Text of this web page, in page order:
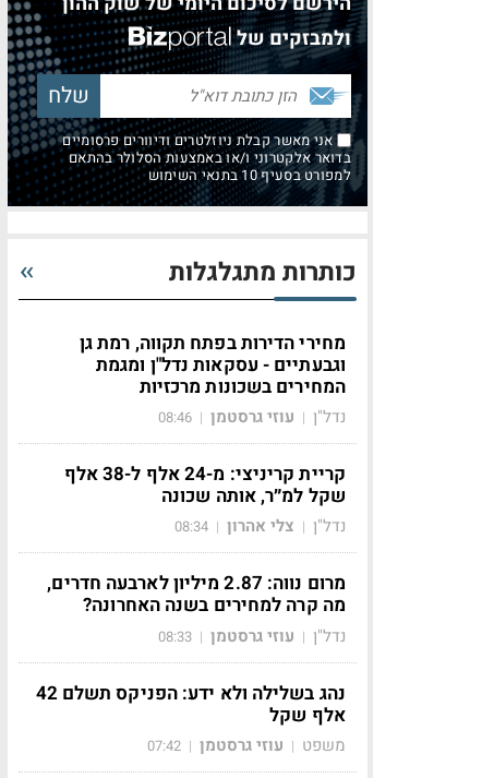
ולמבזקים של
אני מאשר קבלת ניוזלטרים ודיוורים פרסומיים
בדואר אלקטרוני ו/או באמצעות הסלולר בהתאם
למפורט בסעיף 10 בתנאי השימוש
כותרות מתגלגלות
מחירי הדירות בפתח תקווה, רמת גן
וגבעתיים - עסקאות נדל"ן ומגמת
המחירים בשכונות מרכזיות
נדל"ן | עוזי גרסטמן |
08:46
קריית קריניצי: מ-24 אלף ל-38 אלף
שקל למ״ר, אותה שכונה
נדל"ן | צלי אהרון |
08:34
מרום נווה: 2.87 מיליון לארבעה חדרים,
מה קרה למחירים בשנה האחרונה?
נדל"ן | עוזי גרסטמן |
08:33
נהג בשלילה ולא ידע: הפניקס תשלם 42
אלף שקל
משפט | עוזי גרסטמן |
07:42